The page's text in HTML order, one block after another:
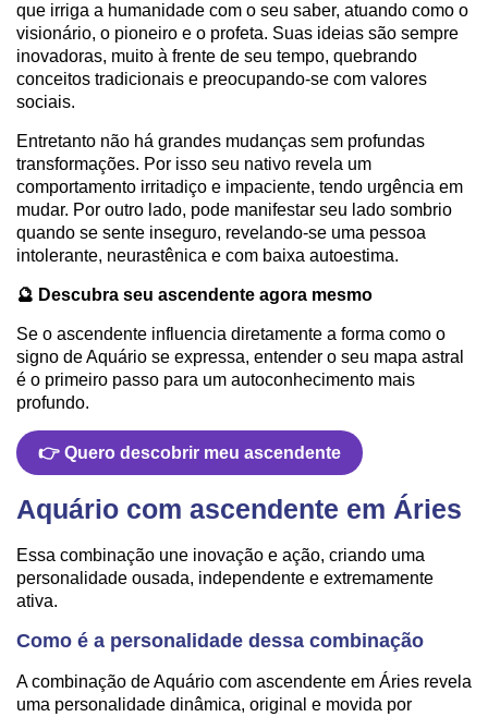
que irriga a humanidade com o seu saber, atuando como o
visionário, o pioneiro e o profeta. Suas ideias são sempre
inovadoras, muito à frente de seu tempo, quebrando
conceitos tradicionais e preocupando-se com valores
sociais.
Entretanto não há grandes mudanças sem profundas
transformações. Por isso seu nativo revela um
comportamento irritadiço e impaciente, tendo urgência em
mudar. Por outro lado, pode manifestar seu lado sombrio
quando se sente inseguro, revelando-se uma pessoa
intolerante, neurastênica e com baixa autoestima.
🔮 Descubra seu ascendente agora mesmo
Se o ascendente influencia diretamente a forma como o
signo de Aquário se expressa, entender o seu mapa astral
é o primeiro passo para um autoconhecimento mais
profundo.
👉 Quero descobrir meu ascendente
Aquário com ascendente em Áries
Essa combinação une inovação e ação, criando uma
personalidade ousada, independente e extremamente
ativa.
Como é a personalidade dessa combinação
A combinação de Aquário com ascendente em Áries revela
uma personalidade dinâmica, original e movida por